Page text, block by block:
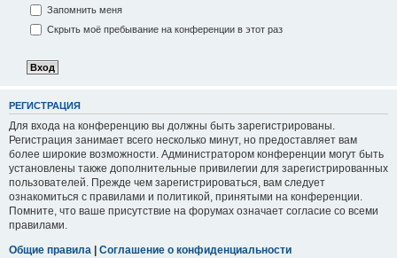
Запомнить меня
Скрыть моё пребывание на конференции в этот раз
РЕГИСТРАЦИЯ
Для входа на конференцию вы должны быть зарегистрированы.
Регистрация занимает всего несколько минут, но предоставляет вам
более широкие возможности. Администратором конференции могут быть
установлены также дополнительные привилегии для зарегистрированных
пользователей. Прежде чем зарегистрироваться, вам следует
ознакомиться с правилами и политикой, принятыми на конференции.
Помните, что ваше присутствие на форумах означает согласие со всеми
правилами.
Общие правила
Соглашение о конфиденциальности